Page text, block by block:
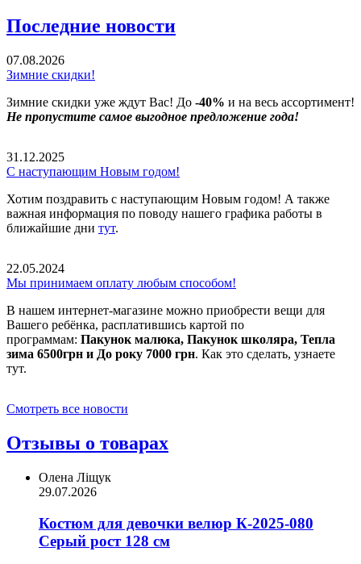
Последние новости
07.08.2026
Зимние скидки!
Зимние скидки уже ждут Вас! До -40% и на весь ассортимент!
Не пропустите самое выгодное предложение года!
31.12.2025
С наступающим Новым годом!
Хотим поздравить с наступающим Новым годом! А также
важная информация по поводу нашего графика работы в
ближайшие дни тут.
22.05.2024
Мы принимаем оплату любым способом!
В нашем интернет-магазине можно приобрести вещи для
Вашего ребёнка, расплатившись картой по
программам: Пакунок малюка, Пакунок школяра, Тепла
зима 6500грн и До року 7000 грн. Как это сделать, узнаете
тут.
Смотреть все новости
Отзывы о товарах
Олена Ліщук
29.07.2026
Костюм для девочки велюр К-2025-080
Серый рост 128 см